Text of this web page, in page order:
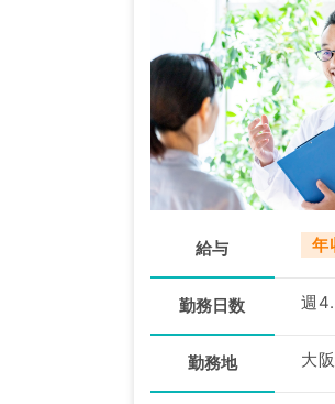
給与 年
勤務日数 週
勤務地 大